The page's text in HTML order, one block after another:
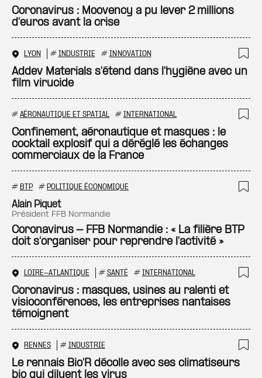
Coronavirus : Moovency a pu lever 2 millions
d'euros avant la crise
LYON # INDUSTRIE # INNOVATION
Addev Materials s'étend dans l'hygiène avec un
film virucide
# AÉRONAUTIQUE ET SPATIAL # INTERNATIONAL
Confinement, aéronautique et masques : le
cocktail explosif qui a déréglé les échanges
commerciaux de la France
# BTP # POLITIQUE ÉCONOMIQUE
Alain Piquet
président FFB Normandie
Coronavirus - FFB Normandie : « La filière BTP
doit s'organiser pour reprendre l'activité »
LOIRE-ATLANTIQUE # SANTÉ # INTERNATIONAL
Coronavirus : masques, usines au ralenti et
visioconférences, les entreprises nantaises
témoignent
RENNES # INDUSTRIE
Le rennais Bio’R décolle avec ses climatiseurs
bio qui diluent les virus